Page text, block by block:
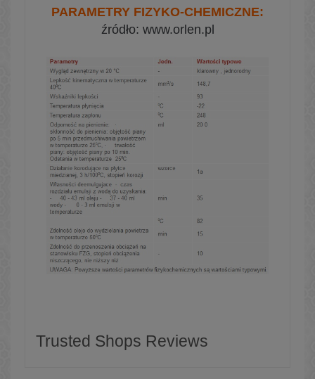
PARAMETRY FIZYKO-CHEMICZNE:
źródło: www.orlen.pl
Trusted Shops Reviews